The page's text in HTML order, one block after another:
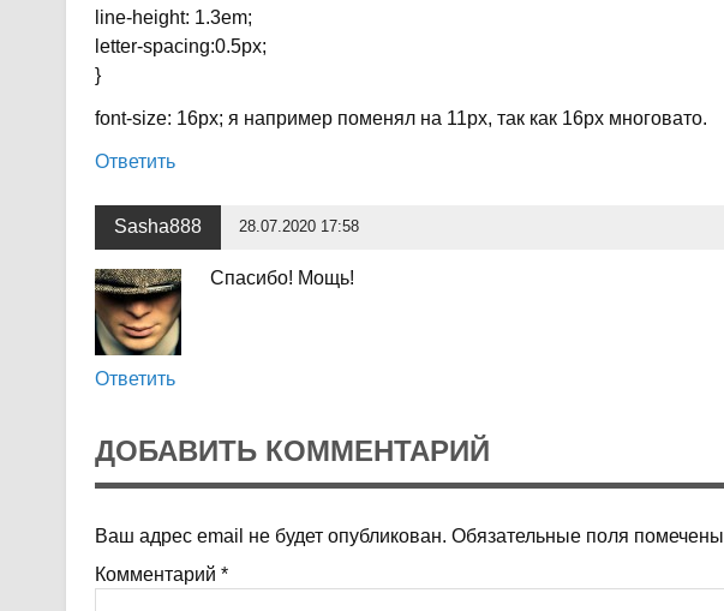
line-height: 1.3em;
letter-spacing:0.5px;
}
font-size: 16px; я например поменял на 11px, так как 16px многовато.
Ответить
Sasha888 28.07.2020 17:58
Спасибо! Мощь!
Ответить
ДОБАВИТЬ КОММЕНТАРИЙ
Ваш адрес email не будет опубликован. Обязательные поля помечены
Комментарий *